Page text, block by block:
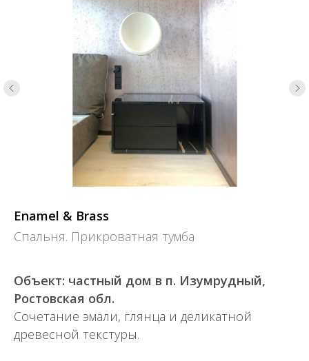
Enamel & Brass
Спальня. Прикроватная тумба
Объект: частный дом в п. Изумрудный,
Ростовская обл.
Сочетание эмали, глянца и деликатной
древесной текстуры.